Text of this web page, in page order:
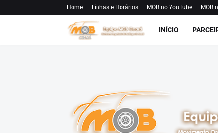
Home Linhas e Horários MOB no YouTube MOB
INÍCIO